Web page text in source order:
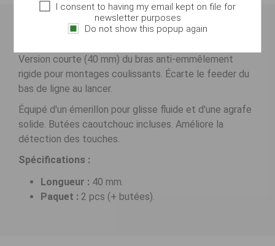
Coulisseau Feeder Link – 40 mm (2 pcs)
Version courte (40 mm) du bras anti-emmêlement
rigide pour montages coulissants. Écarte le feeder du
bas de ligne au lancer.
Équipé d'un émerillon pour glisse fluide et d'une agrafe
solide. Butées caoutchouc incluses. Améliore la
détection des touches.
Spécifications :
Longueur : 40 mm.
Paquet : 2 pcs (+ butées).
I consent to having my email kept on file for
newsletter purposes
Do not show this popup again